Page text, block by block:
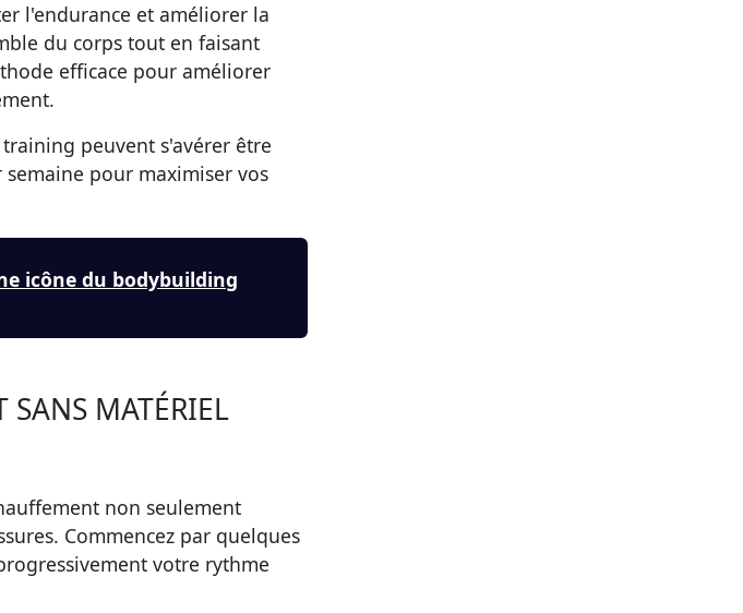
l'endurance et améliorer la
du corps tout en faisant
efficace pour améliorer
peuvent s'avérer être
pour maximiser vos
icône du bodybuilding
SANS MATÉRIEL
non seulement
Commencez par quelques
votre rythme